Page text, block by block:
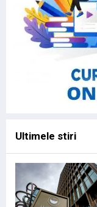
Ultimele stiri